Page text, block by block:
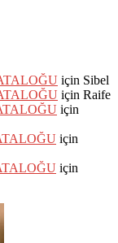
için Sibel
için Raife
için
için
için